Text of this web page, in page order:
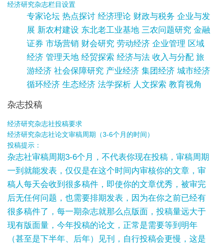
经济研究杂志栏目设置
专家论坛 热点探讨 经济理论 财政与税务 企业与发
展 新农村建设 东北老工业基地 三农问题研究 金融
证券 市场营销 财会研究 劳动经济 企业管理 区域
经济 管理天地 经贸探索 经济与法 收入与分配 旅
游经济 社会保障研究 产业经济 集团经济 城市经济
循环经济 生态经济 法学探析 人文探索 教育视角
杂志投稿
经济研究杂志社投稿要求
经济研究杂志社论文审稿周期（3-6个月的时间）
投稿提示：
杂志社审稿周期3-6个月，不代表你现在投稿，审稿周期
一到就能发表，仅仅是在这个时间内审核你的文章，审
稿人每天会收到很多稿件，即使你的文章优秀，被审完
后无任何问题，也需要排期发表，因为在你之前已经有
很多稿件了，每一期杂志就那么点版面，投稿量远大于
现有版面量，今年投稿的论文，正常是需要等到明年
（甚至是下半年、后年）见刊，自行投稿会更慢，这是